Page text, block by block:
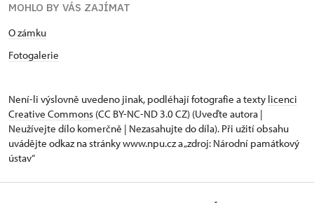
MOHLO BY VÁS ZAJÍMAT
O zámku
Fotogalerie
Není-li výslovně uvedeno jinak, podléhají fotografie a texty licenci
Creative Commons (CC BY-NC-ND 3.0 CZ) (Uveďte autora |
Neužívejte dílo komerčně | Nezasahujte do díla). Při užití obsahu
uvádějte odkaz na stránky www.npu.cz a „zdroj: Národní památkový
ústav“